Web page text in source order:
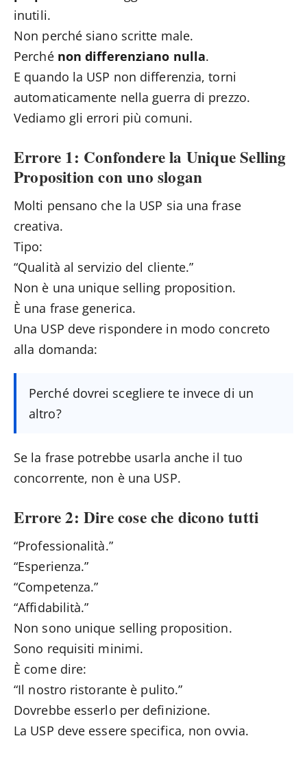
inutili.
Non perché siano scritte male.
Perché non differenziano nulla.
E quando la USP non differenzia, torni
automaticamente nella guerra di prezzo.
Vediamo gli errori più comuni.
Errore 1: Confondere la Unique Selling
Proposition con uno slogan
Molti pensano che la USP sia una frase
creativa.
Tipo:
“Qualità al servizio del cliente.”
Non è una unique selling proposition.
È una frase generica.
Una USP deve rispondere in modo concreto
alla domanda:
Perché dovrei scegliere te invece di un
altro?
Se la frase potrebbe usarla anche il tuo
concorrente, non è una USP.
Errore 2: Dire cose che dicono tutti
“Professionalità.”
“Esperienza.”
“Competenza.”
“Affidabilità.”
Non sono unique selling proposition.
Sono requisiti minimi.
È come dire:
“Il nostro ristorante è pulito.”
Dovrebbe esserlo per definizione.
La USP deve essere specifica, non ovvia.